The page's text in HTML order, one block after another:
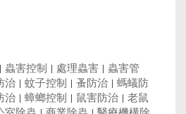
| 蟲害控制 | 處理蟲害 | 蟲害管
治 | 蚊子控制 | 蚤防治 | 螞蟻防
治 | 蟑螂控制 | 鼠害防治 | 老鼠